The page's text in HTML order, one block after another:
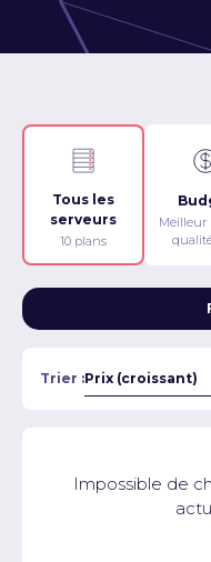
Tous les
serveurs
10 plans
Meilleur
Trier :
Impossible de